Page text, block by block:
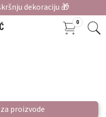
dekoraciju 🎁
0
proizvode